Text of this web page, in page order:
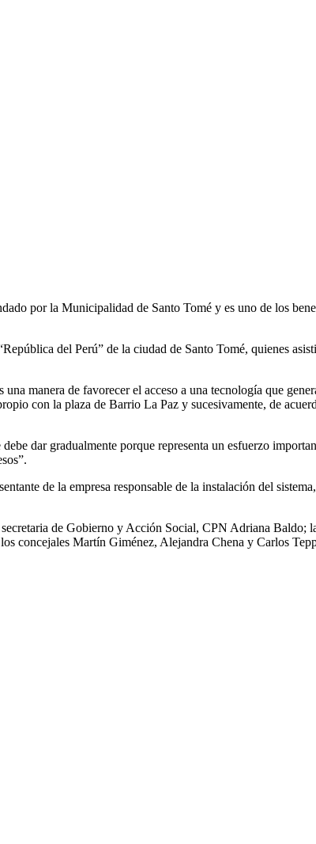
por la Municipalidad de Santo Tomé y es uno de los
del Perú” de la ciudad de Santo Tomé, quienes
manera de favorecer el acceso a una tecnología que
con la plaza de Barrio La Paz y sucesivamente, de
dar gradualmente porque representa un esfuerzo
de la empresa responsable de la instalación del
de Gobierno y Acción Social, CPN Adriana Baldo;
concejales Martín Giménez, Alejandra Chena y Carlos